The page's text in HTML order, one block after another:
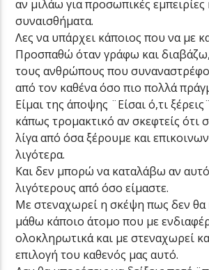
αν μιλάω για προσωπικές εμπειρίες
συναισθήματα.
Λες να υπάρχει κάποιος που να με
Προσπαθώ όταν γράφω και
τους ανθρώπους που
από τον καθένα όσο πιο πολλά
Είμαι της άποψης ¨Είσαι ό,τι
κάπως τρομακτικό αν σκεφτείς ότι
λίγα από όσα ξέρουμε και
λιγότερα.
Και δεν μπορώ να καταλάβω αν
λιγότερους από όσο είμαστε.
Με στεναχωρεί η σκέψη πως δεν
μάθω κάποιο άτομο που με
ολοκληρωτικά και με στεναχωρεί
επιλογή του καθενός μας αυτό.